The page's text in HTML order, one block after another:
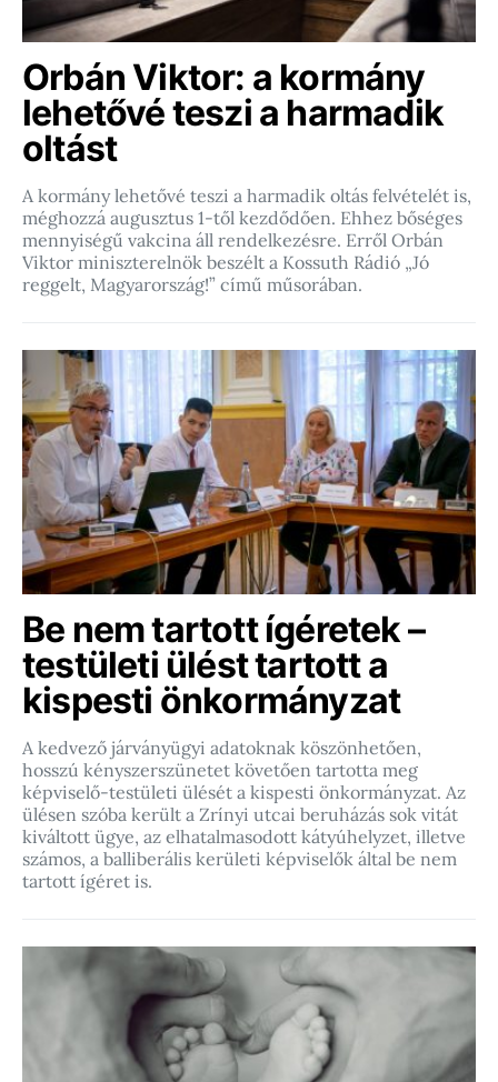
Orbán Viktor: a kormány
lehetővé teszi a harmadik
oltást
A kormány lehetővé teszi a harmadik oltás felvételét is,
méghozzá augusztus 1-től kezdődően. Ehhez bőséges
mennyiségű vakcina áll rendelkezésre. Erről Orbán
Viktor miniszterelnök beszélt a Kossuth Rádió „Jó
reggelt, Magyarország!” című műsorában.
Be nem tartott ígéretek –
testületi ülést tartott a
kispesti önkormányzat
A kedvező járványügyi adatoknak köszönhetően,
hosszú kényszerszünetet követően tartotta meg
képviselő-testületi ülését a kispesti önkormányzat. Az
ülésen szóba került a Zrínyi utcai beruházás sok vitát
kiváltott ügye, az elhatalmasodott kátyúhelyzet, illetve
számos, a balliberális kerületi képviselők által be nem
tartott ígéret is.